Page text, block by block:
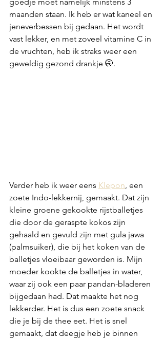
goedje moet namelijk minstens 3
maanden staan. Ik heb er wat kaneel en
jeneverbessen bij gedaan. Het wordt
vast lekker, en met zoveel vitamine C in
de vruchten, heb ik straks weer een
geweldig gezond drankje 🤭.
Verder heb ik weer eens Klepon, een
zoete Indo-lekkernij, gemaakt. Dat zijn
kleine groene gekookte rijstballetjes
die door de geraspte kokos zijn
gehaald en gevuld zijn met gula jawa
(palmsuiker), die bij het koken van de
balletjes vloeibaar geworden is. Mijn
moeder kookte de balletjes in water,
waar zij ook een paar pandan-bladeren
bijgedaan had. Dat maakte het nog
lekkerder. Het is dus een zoete snack
die je bij de thee eet. Het is snel
gemaakt, dat deegje heb je binnen